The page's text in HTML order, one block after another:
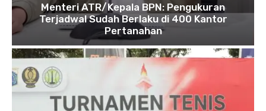
Menteri ATR/Kepala BPN: Pengukuran
Terjadwal Sudah Berlaku di 400 Kantor
Pertanahan